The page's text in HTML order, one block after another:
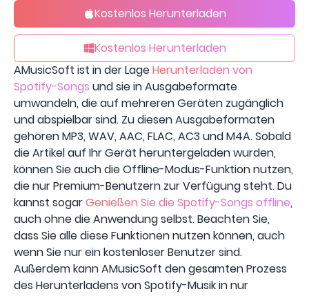
Kostenlos Herunterladen
Kostenlos Herunterladen
AMusicSoft ist in der LageHerunterladen von
Spotify-Songs und sie in Ausgabeformate
umwandeln, die auf mehreren Geräten zugänglich
und abspielbar sind. Zu diesen Ausgabeformaten
gehören MP3, WAV, AAC, FLAC, AC3 und M4A. Sobald
die Artikel auf Ihr Gerät heruntergeladen wurden,
können Sie auch die Offline-Modus-Funktion nutzen,
die nur Premium-Benutzern zur Verfügung steht. Du
kannst sogarGenießen Sie die Spotify-Songs offline,
auch ohne die Anwendung selbst. Beachten Sie,
dass Sie alle diese Funktionen nutzen können, auch
wenn Sie nur ein kostenloser Benutzer sind.
Außerdem kann AMusicSoft den gesamten Prozess
des Herunterladens von Spotify-Musik in nur